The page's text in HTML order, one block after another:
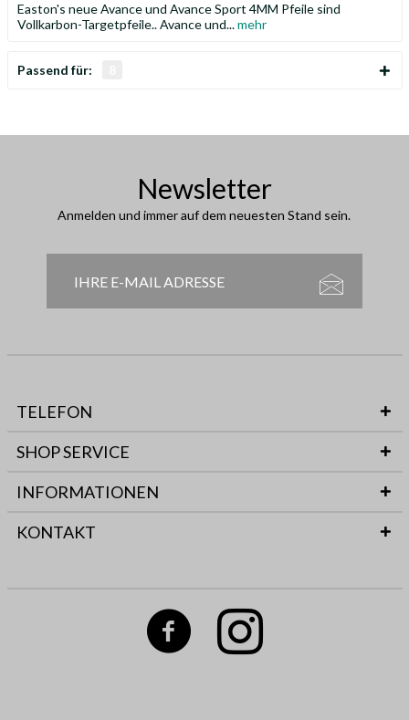
Easton's neue Avance und Avance Sport 4MM Pfeile sind
Vollkarbon-Targetpfeile.. Avance und...mehr
Passend für:
Newsletter
Anmelden und immer auf dem neuesten Stand sein.
TELEFON
SHOP SERVICE
INFORMATIONEN
KONTAKT